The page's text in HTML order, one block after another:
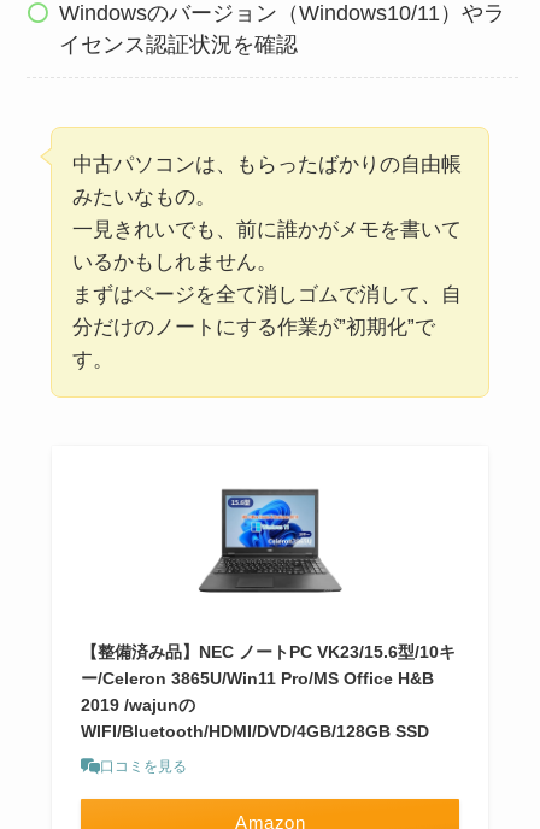
Windowsのバージョン（Windows10/11）やラ
イセンス認証状況を確認
中古パソコンは、もらったばかりの自由帳
みたいなもの。
一見きれいでも、前に誰かがメモを書いて
いるかもしれません。
まずはページを全て消しゴムで消して、自
分だけのノートにする作業が”初期化”で
す。
【整備済み品】NEC ノートPC VK23/15.6型/10キ
ー/Celeron 3865U/Win11 Pro/MS Office H&B
2019 /wajunの
WIFI/Bluetooth/HDMI/DVD/4GB/128GB SSD
口コミを見る
Amazon